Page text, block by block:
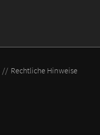
Rechtliche Hinweise